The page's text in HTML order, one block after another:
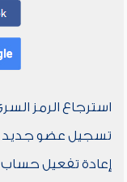
استرجاع الرمز
تسجيل عضو جديد
إعادة تفعيل حساب